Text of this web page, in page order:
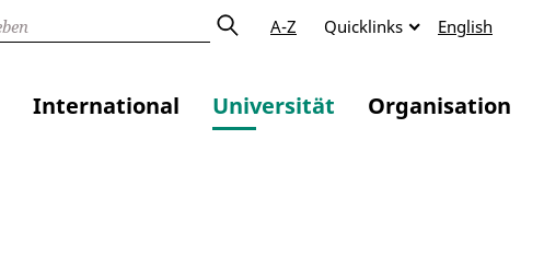
A-Z Quicklinks English
International Universität Organisation